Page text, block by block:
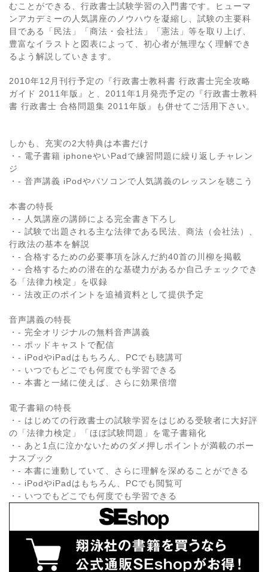
むことができる、行政書士試験学習の入門書です。ヒューマ
ンアカデミーの人気講座のノウハウを凝縮し、試験の主要科
目である「民法」「商法・会社法」「憲法」等を取り上げ、
豊富なイラストと図表によって、初心者が無理なく理解でき
るよう解説していきます。
2010年12月刊行予定の『行政書士教科書 行政書士完全攻略
ガイド 2011年版』と、2011年1月発売予定の『行政書士教科
書 行政書士 合格問題集 2011年版』も併せてご活用下さい。
しかも、充実の2大特典は本書だけ
・- 電子書籍 iphoneやいPadで練習問題に繰り返しチャレン
ジ
・- 音声講義 iPodやパソコンで人気講義のレッスンを聴こう
本書の特長
・- 人気講座の講師による完全書き下ろし
・- 試験で出題される主な法律である民法、商法（会社法）、
行政法の基本を解説
・- 合格するための必要事項を詠んだ約40首の川柳を掲載
・- 合格するための潜在的な基礎力があるか自己チェックでき
る「法律力検定」を収録
・- 法改正のポイントを追補資料として提供予定
音声講義の特長
・- 完全オリジナルの無料音声講義
・- ポッドキャストで配信
・- iPodやiPadはもちろん、PCでも聴講可
・- いつでもどこでも何度でも学習できる
・- 本書と一緒に使えば、さらに効果倍増
電子書籍の特長
・- はじめての行政書士の試験学習をはじめる受験者に大好評
の「法律力検定」「ほぼ試験問題」を電子書籍化
・- あと1点に泣かないためのダメ押しポイントが満載のボー
ナスブック
・- 本書に連動していて、さらに理解を深めることができる
・- iPodやiPadはもちろん、PCでも閲覧可
・- いつでもどこでも何度でも学習できる